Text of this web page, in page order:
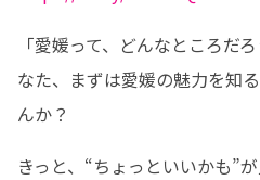
「愛媛って、どんなところだ
なた、まずは愛媛の魅力を知
んか？
きっと、“ちょっといいかも”